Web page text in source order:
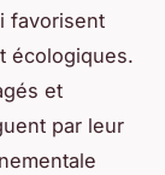
favorisent
écologiques.
et
par leur